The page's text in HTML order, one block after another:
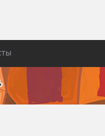
кино